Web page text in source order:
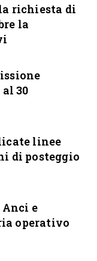
la richiesta di
la
30
linee
di posteggio
Anci e
operativo